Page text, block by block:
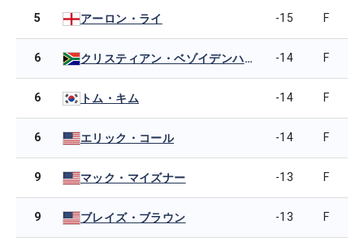
5 アーロン・ライ -15 F
6 クリスティアン・ベゾイデンハウト -14 F
6 トム・キム -14 F
6 エリック・コール -14 F
9 マック・マイズナー -13 F
9 ブレイズ・ブラウン -13 F